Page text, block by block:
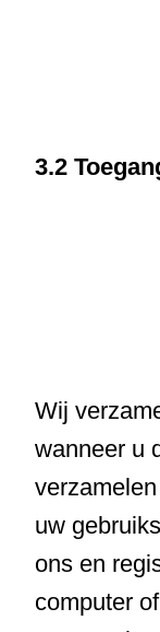
3.2
Wij
wanneer u
uw
ons en
computer